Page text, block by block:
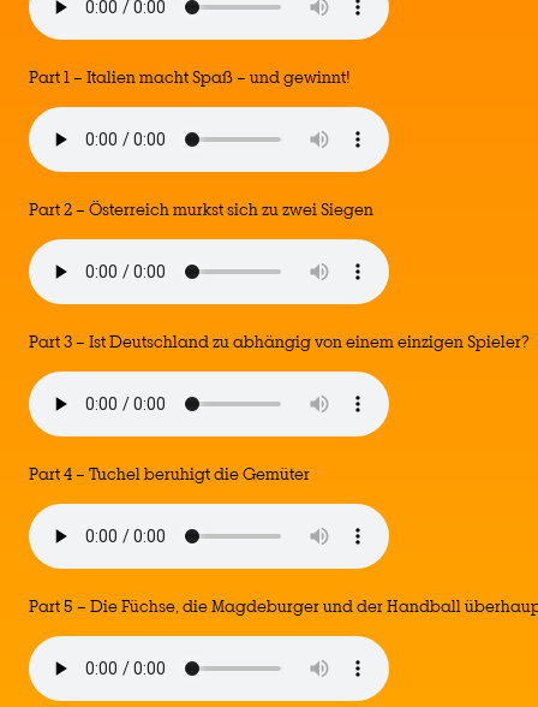
Part 1 – Italien macht Spaß – und gewinnt!
Part 2 – Österreich murkst sich zu zwei Siegen
Part 3 – Ist Deutschland zu abhängig von einem einzigen Spieler?
Part 4 – Tuchel beruhigt die Gemüter
Part 5 – Die Füchse, die Magdeburger und der Handball